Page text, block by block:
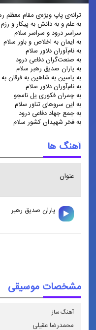
ترانه‌ی پاپ ویژه‌ی مقام معظم
به علم و به دانش به پیکار و رزم
سراسر درود و سراسر سلام
به ایمان به اخلاص و باور سلام
به نام‌آوران دلاور سلام
به صنعت‌گران دفاعی درود
به یاران صدیق رهبر سلام
به یاسین به شاهین به فرقان
به نام‌آوران دلاور سلام
به چمران فکوری یل نامجو
به این سروهای تناور سلام
به جمع جهاد دفاعی درود
به فخر شهیدان کشور سلام
آهنگ ها
عنوان
ياران صديق رهبر
مشخصات موسیقی
آهنگ ساز
محمدرضا عقیلی